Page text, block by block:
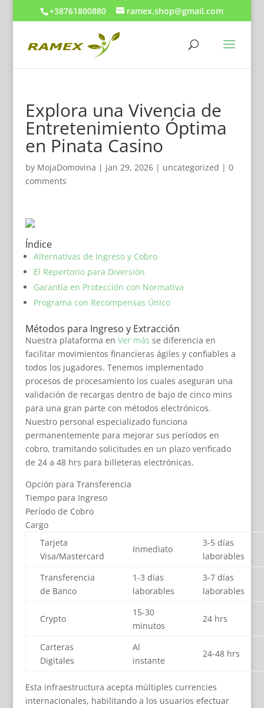
+38761800880 ramex.shop@gmail.com
Explora una Vivencia de
Entretenimiento Óptima
en Pinata Casino
by MojaDomovina | jan 29, 2026| uncategorized | 0
comments
Índice
Alternativas de Ingreso y Cobro
El Repertorio para Diversión
Garantía en Protección con Normativa
Programa con Recompensas Único
Métodos para Ingreso y Extracción
Nuestra plataforma en Ver más se diferencia en
facilitar movimientos financieras ágiles y confiables a
todos los jugadores. Tenemos implementado
procesos de procesamiento los cuales aseguran una
validación de recargas dentro de bajo de cinco mins
para una gran parte con métodos electrónicos.
Nuestro personal especializado funciona
permanentemente para mejorar sus períodos en
cobro, tramitando solicitudes en un plazo verificado
de 24 a 48 hrs para billeteras electrónicas.
Opción para Transferencia
Tiempo para Ingreso
Período de Cobro
Cargo
Tarjeta
Visa/Mastercard
Inmediato
3-5 días
laborables
Transferencia
de Banco
1-3 días
laborables
3-7 días
laborables
Crypto
15-30
minutos
24 hrs
Carteras
Digitales
Al
instante
24-48 hrs
Esta infraestructura acepta múltiples currencies
internacionales, habilitando a los usuarios efectuar